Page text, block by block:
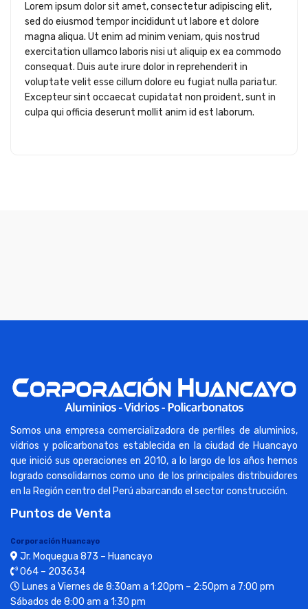
Lorem ipsum dolor sit amet, consectetur adipiscing elit,
sed do eiusmod tempor incididunt ut labore et dolore
magna aliqua. Ut enim ad minim veniam, quis nostrud
exercitation ullamco laboris nisi ut aliquip ex ea commodo
consequat. Duis aute irure dolor in reprehenderit in
voluptate velit esse cillum dolore eu fugiat nulla pariatur.
Excepteur sint occaecat cupidatat non proident, sunt in
culpa qui officia deserunt mollit anim id est laborum.
Somos una empresa comercializadora de perfiles de aluminios,
vidrios y policarbonatos establecida en la ciudad de Huancayo
que inició sus operaciones en 2010, a lo largo de los años hemos
logrado consolidarnos como uno de los principales distribuidores
en la Región centro del Perú abarcando el sector construcción.
Puntos de Venta
Corporación Huancayo
Jr. Moquegua 873 – Huancayo
064 – 203634
Lunes a Viernes de 8:30am a 1:20pm – 2:50pm a 7:00 pm
Sábados de 8:00 am a 1:30 pm